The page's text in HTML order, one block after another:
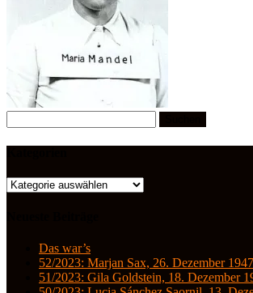
nach:
Kategorien
Das war’s
52/2023: Marjan Sax, 26. Dezember 1947
51/2023: Gila Goldstein, 18. Dezember